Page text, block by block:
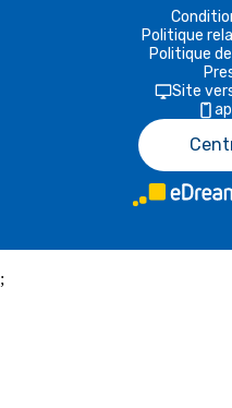
Politique
Politique
Site
;